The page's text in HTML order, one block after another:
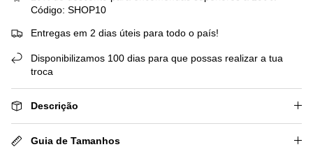
Código: SHOP10
Entregas em 2 dias úteis para todo o país!
Disponibilizamos 100 dias para que possas realizar a tua
troca
Descrição
Guia de Tamanhos